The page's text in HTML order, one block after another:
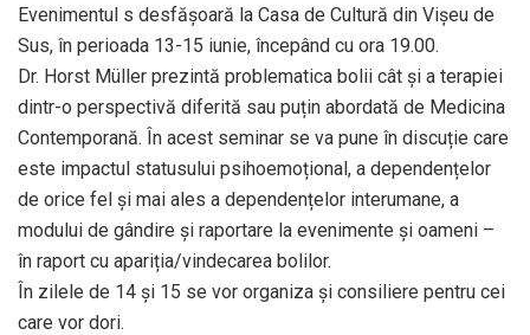
Evenimentul s desfășoară la Casa de Cultură din Vișeu de
Sus, în perioada 13-15 iunie, începând cu ora 19.00.
Dr. Horst Müller prezintă problematica bolii cât și a terapiei
dintr-o perspectivă diferită sau puțin abordată de Medicina
Contemporană. În acest seminar se va pune în discuție care
este impactul statusului psihoemoțional, a dependențelor
de orice fel și mai ales a dependențelor interumane, a
modului de gândire și raportare la evenimente și oameni –
în raport cu apariția/vindecarea bolilor.
În zilele de 14 și 15 se vor organiza și consiliere pentru cei
care vor dori.